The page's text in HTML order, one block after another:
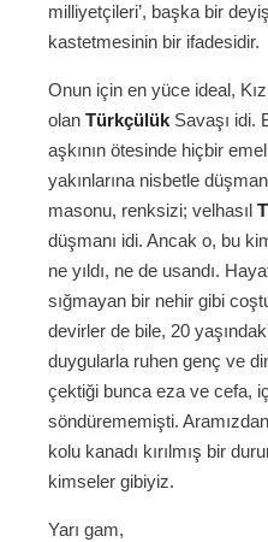
milliyetçileri’, başka bir
kastetmesinin bir ifadesidir.
Onun için en yüce ideal,
olan Türkçülük Savaşı idi.
aşkının ötesinde hiçbir
yakınlarına nisbetle
masonu, renksizi; velhasıl
düşmanı idi. Ancak o, bu
ne yıldı, ne de usandı.
sığmayan bir nehir gibi
devirler de bile, 20
duygularla ruhen genç ve
çektiği bunca eza ve cefa,
söndürememişti.
kolu kanadı kırılmış bir
kimseler gibiyiz.
Yarı gam,